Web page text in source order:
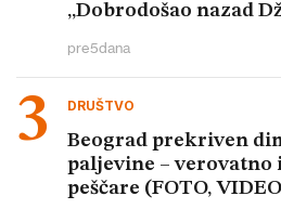
„Dobrodošao nazad
pre5dana
DRUŠTVO
Beograd prekriven
paljevine – verovatno
peščare (FOTO,